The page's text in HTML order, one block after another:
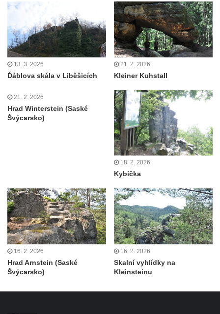
Vyhlídky na Řípu (Mělnická, Roudnická,
Pražská)
Skalní brána Lesní kaple
Císařský výhled (Kvádrberk, Stoličná hora)
Vyhlídka Labská stráž
Růžová vyhlídka nad kaňonem Labe
Vyhlídky na trase Naučné stezky Větruše-
Vrkoč
Humboldtova vyhlídka u Větruše v Ústí nad
Čedičový lom pod Kamenickým kopcem u
Vyhlídky na Malé Bukové
Vyhlídka pod Velkou Bukovou
Vyhlídka na SWAMP u Máchova jezera
Vyhlídka na Křížovém vrchu u Rynartic
Vyhlídka v lukách pod Hrazeným
Vyhlídka Kaple u Brniště
13. 3. 2026
Ďáblova skála v Liběšicích
21. 2. 2026
Kleiner Kuhstall
21. 2. 2026
Hrad Winterstein (Saské
Švýcarsko)
18. 2. 2026
Kybička
16. 2. 2026
Hrad Arnstein (Saské
Švýcarsko)
16. 2. 2026
Skalní vyhlídky na
Kleinsteinu